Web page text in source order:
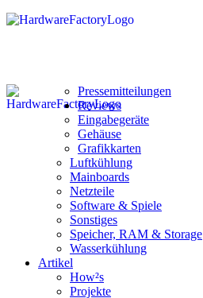
Pressemitteilungen
Reviews
Eingabegeräte
Gehäuse
Grafikkarten
Luftkühlung
Mainboards
Netzteile
Software & Spiele
Sonstiges
Speicher, RAM & Storage
Wasserkühlung
Artikel
How²s
Projekte